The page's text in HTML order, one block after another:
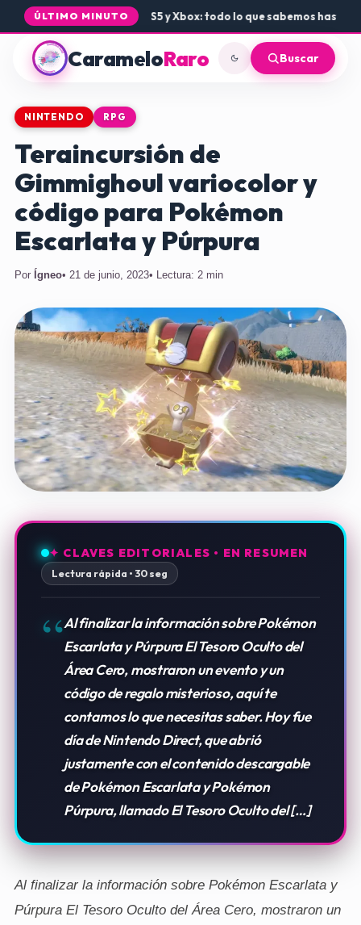
ÚLTIMO MINUTO
de Rogue Core a PS5 y Xbox: todo lo que sabemos hasta
CarameloRaro Buscar
NINTENDO RPG
Teraincursión de
Gimmighoul variocolor y
código para Pokémon
Escarlata y Púrpura
Por Ígneo• 21 de junio, 2023• Lectura: 2 min
✦ CLAVES EDITORIALES • EN RESUMEN
Lectura rápida • 30 seg
“Al finalizar la información sobre Pokémon
Escarlata y Púrpura El Tesoro Oculto del
Área Cero, mostraron un evento y un
código de regalo misterioso, aquí te
contamos lo que necesitas saber. Hoy fue
día de Nintendo Direct, que abrió
justamente con el contenido descargable
de Pokémon Escarlata y Pokémon
Púrpura, llamado El Tesoro Oculto del […]
Al finalizar la información sobre Pokémon Escarlata y
Púrpura El Tesoro Oculto del Área Cero, mostraron un